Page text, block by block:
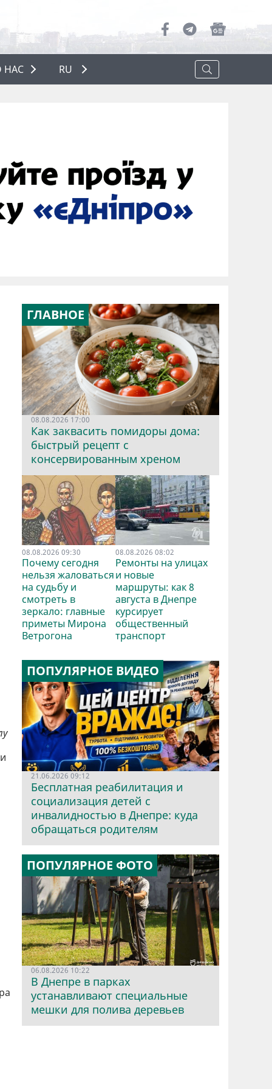
НАС
О НАС
RU
ГЛАВНОЕ
08.08.2026 17:00
Как заквасить помидоры дома:
быстрый рецепт с
консервированным хреном
08.08.2026 09:30
Почему сегодня
нельзя жаловаться
на судьбу и
смотреть в
зеркало: главные
приметы Мирона
Ветрогона
08.08.2026 08:02
Ремонты на улицах
и новые
маршруты: как 8
августа в Днепре
курсирует
общественный
транспорт
ПОПУЛЯРНОЕ ВИДЕО
21.06.2026 09:12
Бесплатная реабилитация и
социализация детей с
инвалидностью в Днепре: куда
обращаться родителям
ПОПУЛЯРНОЕ ФОТО
06.08.2026 10:22
В Днепре в парках
устанавливают специальные
мешки для полива деревьев